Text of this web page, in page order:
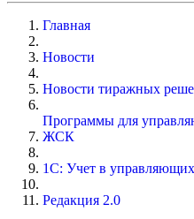
Главная
Новости
Новости тиражных
Программы для
ЖСК
1С: Учет в
Редакция 2.0